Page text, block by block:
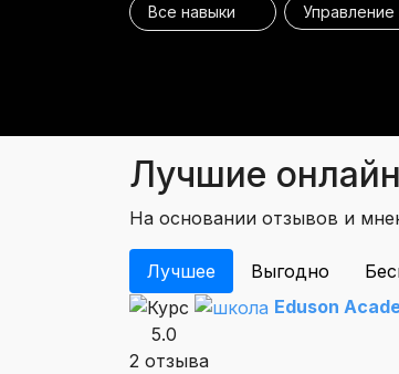
Все навыки Управление
Лучшие
На основании отзывов и
Лучшее Выгодно
Eduson
5.0
2 отзыва